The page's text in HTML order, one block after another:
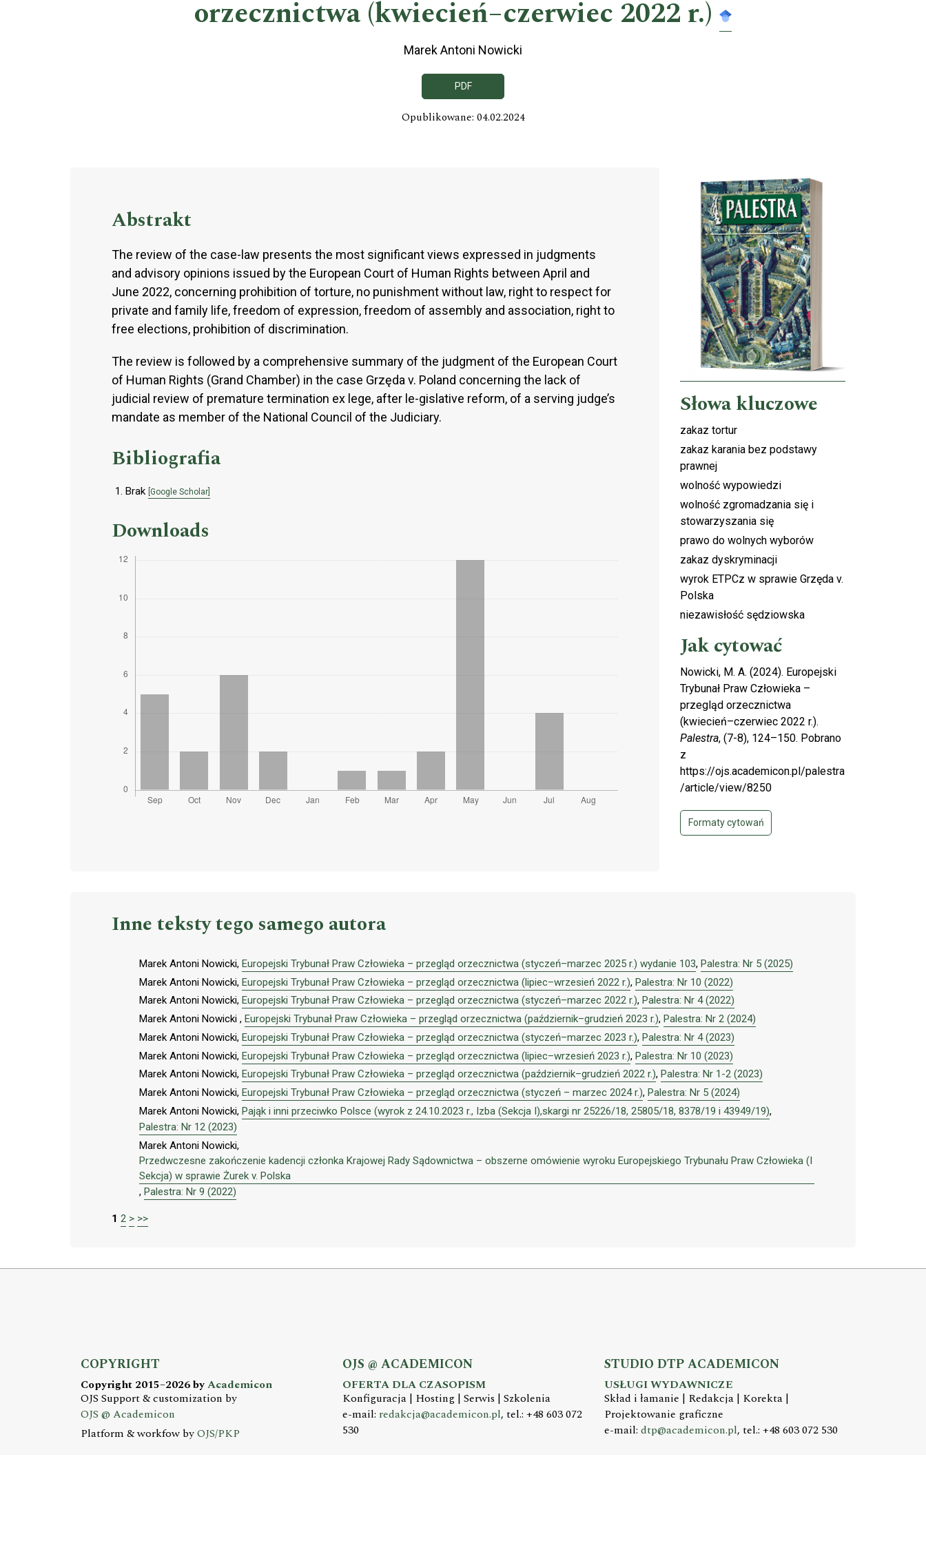
orzecznictwa (kwiecień–czerwiec 2022 r.)
Marek Antoni Nowicki
PDF
Opublikowane: 04.02.2024
Abstrakt
The review of the case-law presents the most significant views expressed in judgments
and advisory opinions issued by the European Court of Human Rights between April and
June 2022, concerning prohibition of torture, no punishment without law, right to respect for
private and family life, freedom of expression, freedom of assembly and association, right to
free elections, prohibition of discrimination.
The review is followed by a comprehensive summary of the judgment of the European Court
of Human Rights (Grand Chamber) in the case Grzęda v. Poland concerning the lack of
judicial review of premature termination ex lege, after le-gislative reform, of a serving judge’s
mandate as member of the National Council of the Judiciary.
Bibliografia
Brak [Google Scholar]
Downloads
Cover image
Słowa kluczowe
zakaz tortur
zakaz karania bez podstawy
prawnej
wolność wypowiedzi
wolność zgromadzania się i
stowarzyszania się
prawo do wolnych wyborów
zakaz dyskryminacji
wyrok ETPCz w sprawie Grzęda v.
Polska
niezawisłość sędziowska
Jak cytować
Nowicki, M. A. (2024). Europejski
Trybunał Praw Człowieka –
przegląd orzecznictwa
(kwiecień–czerwiec 2022 r.).
Palestra, (7-8), 124–150. Pobrano
z
https://ojs.academicon.pl/palestra
/article/view/8250
Formaty cytowań
Inne teksty tego samego autora
Marek Antoni Nowicki, Europejski Trybunał Praw Człowieka – przegląd orzecznictwa (styczeń–marzec 2025 r.) wydanie 103, Palestra: Nr 5 (2025)
Marek Antoni Nowicki, Europejski Trybunał Praw Człowieka – przegląd orzecznictwa (lipiec–wrzesień 2022 r.), Palestra: Nr 10 (2022)
Marek Antoni Nowicki, Europejski Trybunał Praw Człowieka – przegląd orzecznictwa (styczeń–marzec 2022 r.), Palestra: Nr 4 (2022)
Marek Antoni Nowicki , Europejski Trybunał Praw Człowieka – przegląd orzecznictwa (październik–grudzień 2023 r.), Palestra: Nr 2 (2024)
Marek Antoni Nowicki, Europejski Trybunał Praw Człowieka – przegląd orzecznictwa (styczeń–marzec 2023 r.), Palestra: Nr 4 (2023)
Marek Antoni Nowicki, Europejski Trybunał Praw Człowieka – przegląd orzecznictwa (lipiec–wrzesień 2023 r.), Palestra: Nr 10 (2023)
Marek Antoni Nowicki, Europejski Trybunał Praw Człowieka – przegląd orzecznictwa (październik–grudzień 2022 r.), Palestra: Nr 1-2 (2023)
Marek Antoni Nowicki, Europejski Trybunał Praw Człowieka – przegląd orzecznictwa (styczeń – marzec 2024 r.), Palestra: Nr 5 (2024)
Marek Antoni Nowicki, Pająk i inni przeciwko Polsce (wyrok z 24.10.2023 r., Izba (Sekcja I),skargi nr 25226/18, 25805/18, 8378/19 i 43949/19),
Palestra: Nr 12 (2023)
Marek Antoni Nowicki,
Przedwczesne zakończenie kadencji członka Krajowej Rady Sądownictwa – obszerne omówienie wyroku Europejskiego Trybunału Praw Człowieka (I
Sekcja) w sprawie Żurek v. Polska
, Palestra: Nr 9 (2022)
1 2 > >>
COPYRIGHT
Copyright 2015–2026 byAcademicon
OJS Support & customization by
OJS @ Academicon
Platform & workfow byOJS/PKP
OJS @ ACADEMICON
OFERTA DLA CZASOPISM
Konfiguracja | Hosting | Serwis | Szkolenia
e-mail: redakcja@academicon.pl, tel.: +48 603 072
530
STUDIO DTP ACADEMICON
USŁUGI WYDAWNICZE
Skład i łamanie | Redakcja | Korekta |
Projektowanie graficzne
e-mail: dtp@academicon.pl, tel.: +48 603 072 530